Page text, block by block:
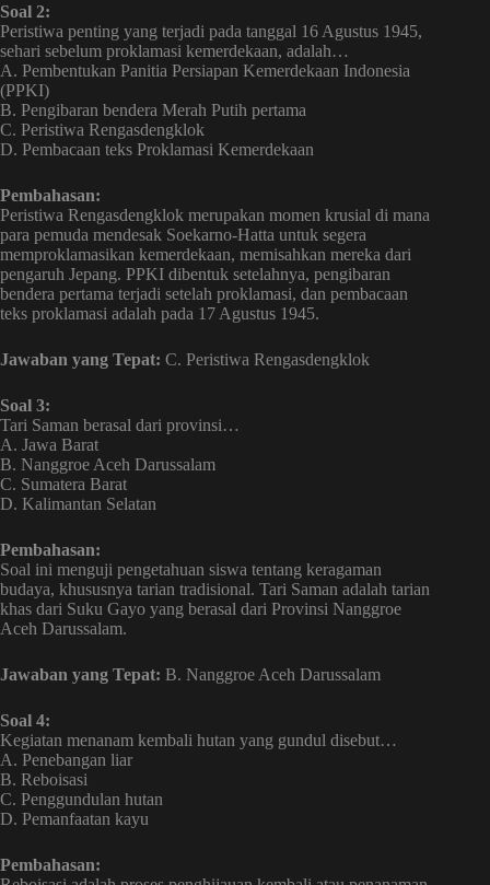
Soal 2:
Peristiwa penting yang terjadi pada tanggal 16 Agustus 1945,
sehari sebelum proklamasi kemerdekaan, adalah…
A. Pembentukan Panitia Persiapan Kemerdekaan Indonesia
(PPKI)
B. Pengibaran bendera Merah Putih pertama
C. Peristiwa Rengasdengklok
D. Pembacaan teks Proklamasi Kemerdekaan
Pembahasan:
Peristiwa Rengasdengklok merupakan momen krusial di mana
para pemuda mendesak Soekarno-Hatta untuk segera
memproklamasikan kemerdekaan, memisahkan mereka dari
pengaruh Jepang. PPKI dibentuk setelahnya, pengibaran
bendera pertama terjadi setelah proklamasi, dan pembacaan
teks proklamasi adalah pada 17 Agustus 1945.
Jawaban yang Tepat: C. Peristiwa Rengasdengklok
Soal 3:
Tari Saman berasal dari provinsi…
A. Jawa Barat
B. Nanggroe Aceh Darussalam
C. Sumatera Barat
D. Kalimantan Selatan
Pembahasan:
Soal ini menguji pengetahuan siswa tentang keragaman
budaya, khususnya tarian tradisional. Tari Saman adalah tarian
khas dari Suku Gayo yang berasal dari Provinsi Nanggroe
Aceh Darussalam.
Jawaban yang Tepat: B. Nanggroe Aceh Darussalam
Soal 4:
Kegiatan menanam kembali hutan yang gundul disebut…
A. Penebangan liar
B. Reboisasi
C. Penggundulan hutan
D. Pemanfaatan kayu
Pembahasan: